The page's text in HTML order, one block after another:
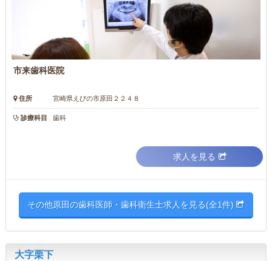
市来歯科医院
住所 宮崎県えびの市原田２２４８
診療科目 歯科
求人を見る
その他原田の歯科医師・歯科衛生士求人を見る(全1件)
大字栗下